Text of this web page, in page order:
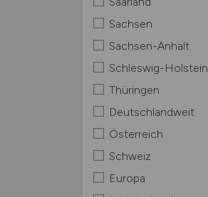
Sachsen
Sachsen-Anhalt
Schleswig-Holstein
Thüringen
Deutschlandweit
Österreich
Schweiz
Europa